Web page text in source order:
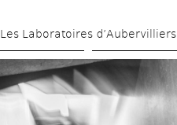
Les Laboratoires d’Aubervilliers